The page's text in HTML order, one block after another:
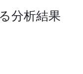
分析結果